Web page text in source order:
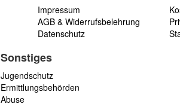
Impressum
AGB & Widerrufsbelehrung
Datenschutz
Sonstiges
Jugendschutz
Ermittlungsbehörden
Abuse